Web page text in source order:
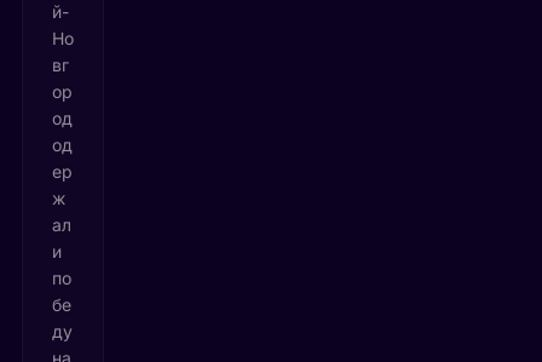
й-
Но
вг
ор
од
од
ер
ж
ал
и
по
бе
ду
на